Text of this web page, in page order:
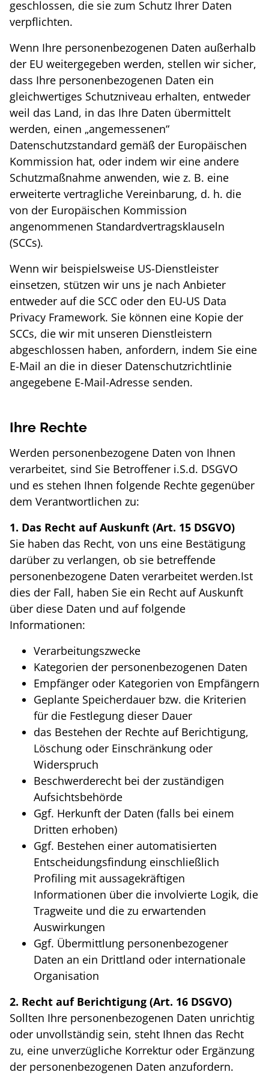
geschlossen, die sie zum Schutz Ihrer Daten
verpflichten.
Wenn Ihre personenbezogenen Daten außerhalb
der EU weitergegeben werden, stellen wir sicher,
dass Ihre personenbezogenen Daten ein
gleichwertiges Schutzniveau erhalten, entweder
weil das Land, in das Ihre Daten übermittelt
werden, einen „angemessenen“
Datenschutzstandard gemäß der Europäischen
Kommission hat, oder indem wir eine andere
Schutzmaßnahme anwenden, wie z. B. eine
erweiterte vertragliche Vereinbarung, d. h. die
von der Europäischen Kommission
angenommenen Standardvertragsklauseln
(SCCs).
Wenn wir beispielsweise US-Dienstleister
einsetzen, stützen wir uns je nach Anbieter
entweder auf die SCC oder den EU-US Data
Privacy Framework. Sie können eine Kopie der
SCCs, die wir mit unseren Dienstleistern
abgeschlossen haben, anfordern, indem Sie eine
E-Mail an die in dieser Datenschutzrichtlinie
angegebene E-Mail-Adresse senden.
Ihre Rechte
Werden personenbezogene Daten von Ihnen
verarbeitet, sind Sie Betroffener i.S.d. DSGVO
und es stehen Ihnen folgende Rechte gegenüber
dem Verantwortlichen zu:
1. Das Recht auf Auskunft (Art. 15 DSGVO)
Sie haben das Recht, von uns eine Bestätigung
darüber zu verlangen, ob sie betreffende
personenbezogene Daten verarbeitet werden.Ist
dies der Fall, haben Sie ein Recht auf Auskunft
über diese Daten und auf folgende
Informationen:
Verarbeitungszwecke
Kategorien der personenbezogenen Daten
Empfänger oder Kategorien von Empfängern
Geplante Speicherdauer bzw. die Kriterien
für die Festlegung dieser Dauer
das Bestehen der Rechte auf Berichtigung,
Löschung oder Einschränkung oder
Widerspruch
Beschwerderecht bei der zuständigen
Aufsichtsbehörde
Ggf. Herkunft der Daten (falls bei einem
Dritten erhoben)
Ggf. Bestehen einer automatisierten
Entscheidungsfindung einschließlich
Profiling mit aussagekräftigen
Informationen über die involvierte Logik, die
Tragweite und die zu erwartenden
Auswirkungen
Ggf. Übermittlung personenbezogener
Daten an ein Drittland oder internationale
Organisation
2. Recht auf Berichtigung (Art. 16 DSGVO)
Sollten Ihre personenbezogenen Daten unrichtig
oder unvollständig sein, steht Ihnen das Recht
zu, eine unverzügliche Korrektur oder Ergänzung
der personenbezogenen Daten anzufordern.